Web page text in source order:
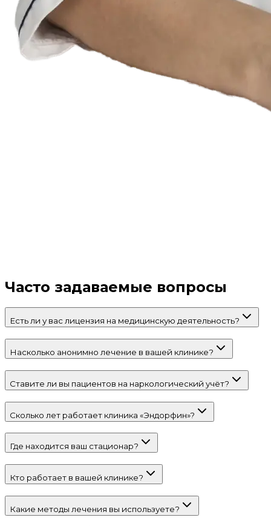
Часто задаваемые вопросы
Есть ли у вас лицензия на медицинскую деятельность?
Насколько анонимно лечение в вашей клинике?
Ставите ли вы пациентов на наркологический учёт?
Сколько лет работает клиника «Эндорфин»?
Где находится ваш стационар?
Кто работает в вашей клинике?
Какие методы лечения вы используете?